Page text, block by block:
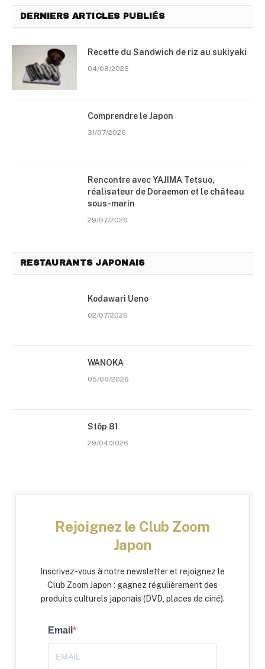
DERNIERS ARTICLES PUBLIÉS
Recette du Sandwich de riz au sukiyaki
04/08/2026
Comprendre le Japon
31/07/2026
Rencontre avec YAJIMA Tetsuo,
réalisateur de Doraemon et le château
sous-marin
29/07/2026
RESTAURANTS JAPONAIS
Kodawari Ueno
02/07/2026
WANOKA
05/06/2026
Stōp 81
29/04/2026
Rejoignez le Club Zoom
Japon
Inscrivez-vous à notre newsletter et rejoignez le
Club Zoom Japon : gagnez régulièrement des
produits culturels japonais (DVD, places de ciné).
Email